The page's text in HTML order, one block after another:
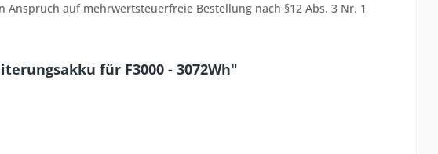
auf mehrwertsteuerfreie Bestellung nach §12 Abs. 3 Nr. 1
für F3000 - 3072Wh"